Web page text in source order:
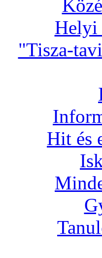
Helyi
"Tisza-
Hit és